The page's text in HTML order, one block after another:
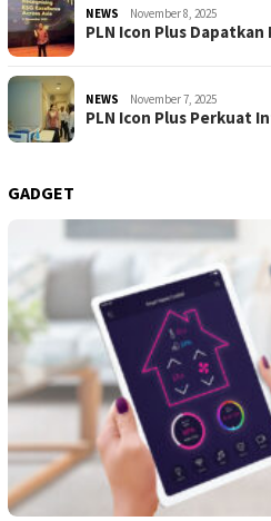
NEWS November 8, 2025
PLN Icon Plus
NEWS November 7, 2025
PLN Icon Plus Perkuat
GADGET